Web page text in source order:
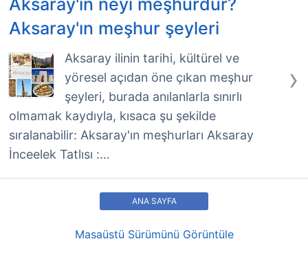
Aksaray'ın neyi meşhurdur?
Aksaray'ın meşhur şeyleri
›
Aksaray ilinin tarihi, kültürel ve
yöresel açıdan öne çıkan meşhur
şeyleri, burada anılanlarla sınırlı
olmamak kaydıyla, kısaca şu şekilde
sıralanabilir: Aksaray'ın meşhurları Aksaray
İnceelek Tatlısı :…
ANA SAYFA
Masaüstü Sürümünü Görüntüle